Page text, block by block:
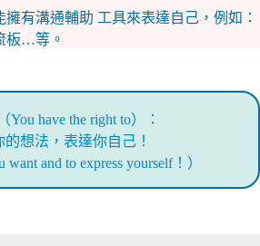
有溝通輔助 工具來表達自己，例如：
板…等。
You have the right to）：
的想法，表達你自己！
want and to express yourself！）